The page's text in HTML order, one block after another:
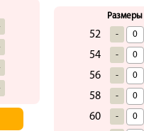
Размеры
52 -
54 -
56 -
58 -
60 -